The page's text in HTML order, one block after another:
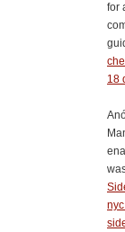
for
18